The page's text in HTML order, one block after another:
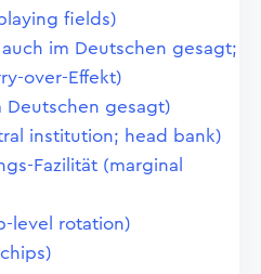
fields)
im Deutschen gesagt;
over-Effekt)
Deutschen gesagt)
institution; head bank)
Fazilität (marginal
level rotation)